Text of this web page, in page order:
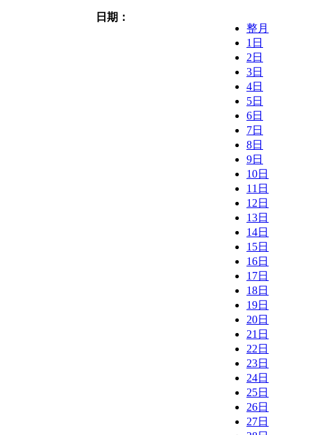
日期：
整月
1日
2日
3日
4日
5日
6日
7日
8日
9日
10日
11日
12日
13日
14日
15日
16日
17日
18日
19日
20日
21日
22日
23日
24日
25日
26日
27日